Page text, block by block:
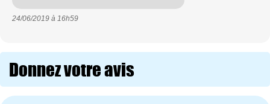
24/06/2019 à 16h59
Donnez votre avis